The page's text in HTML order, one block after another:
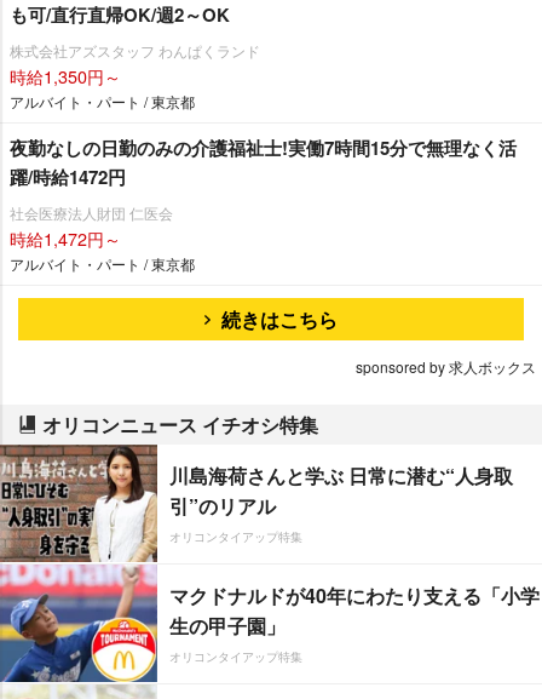
も可/直行直帰OK/週2～OK
株式会社アズスタッフ わんぱくランド
時給1,350円～
アルバイト・パート / 東京都
夜勤なしの日勤のみの介護福祉士!実働7時間15分で無理なく活
躍/時給1472円
社会医療法人財団 仁医会
時給1,472円～
アルバイト・パート / 東京都
続きはこちら
sponsored by 求人ボックス
オリコンニュース イチオシ特集
川島海荷さんと学ぶ 日常に潜む“人身取
引”のリアル
オリコンタイアップ特集
マクドナルドが40年にわたり支える「小学
生の甲子園」
オリコンタイアップ特集